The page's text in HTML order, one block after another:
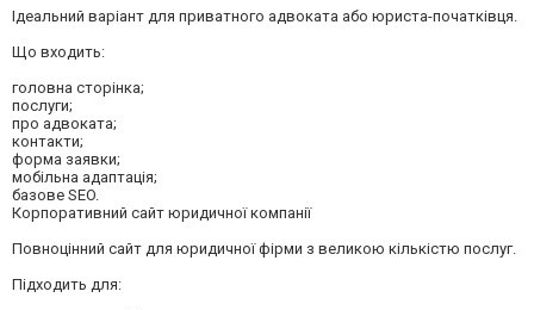
Ідеальний варіант для приватного адвоката або юриста-початківця.
Що входить:
головна сторінка;
послуги;
про адвоката;
контакти;
форма заявки;
мобільна адаптація;
базове SEO.
Корпоративний сайт юридичної компанії
Повноцінний сайт для юридичної фірми з великою кількістю послуг.
Підходить для: